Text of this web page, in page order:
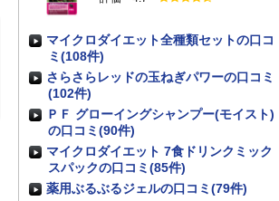
マイクロダイエット全種類セットの口コ
ミ(108件)
さらさらレッドの玉ねぎパワーの口コミ
(102件)
ＰＦ グローイングシャンプー(モイスト)
の口コミ(90件)
マイクロダイエット 7食ドリンクミック
スパックの口コミ(85件)
薬用ぶるぶるジェルの口コミ(79件)